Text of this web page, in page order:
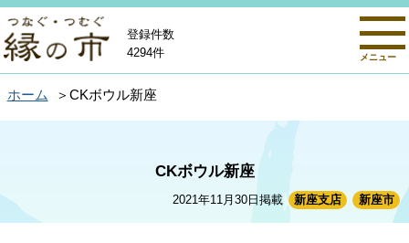
メニュー
登録件数
4294件
ホーム CKボウル新座
2021年11月30日掲載 新座支店 新座市
CKボウル新座